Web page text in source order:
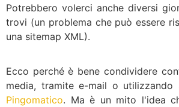
Potrebbero volerci anche diversi
trovi (un problema che può essere
una sitemap XML).
Ecco perché è bene condividere
media, tramite e-mail o utilizzando
Pingomatico. Ma è un mito l'idea